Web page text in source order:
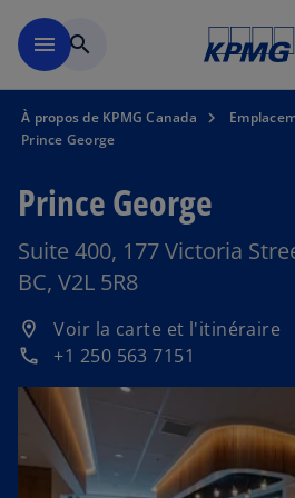
menu search
À propos de KPMG Canada
Prince George
Prince George
Suite 400, 177 Victoria
BC, V2L 5R8
location_on Voir la carte et l'itinéraire
s
’
o
r
phone +1 250 563 7151